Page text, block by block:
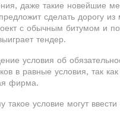
даже такие новейшие
сделать дорогу
с обычным битумом и
тендер.
условия об
в равные условия, так
фирма.
такое условие могут